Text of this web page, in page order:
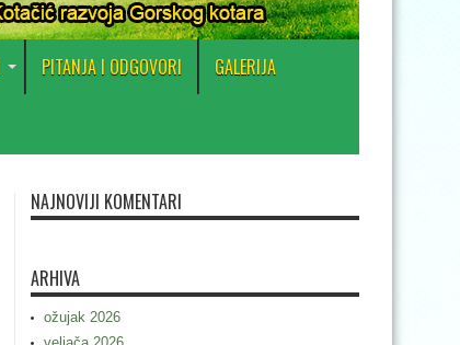
PITANJA I ODGOVORI GALERIJA
NAJNOVIJI KOMENTARI
ARHIVA
ožujak 2026